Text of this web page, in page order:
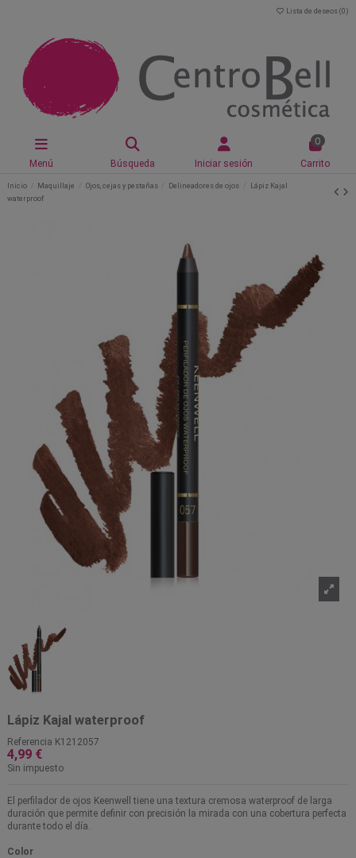
Lista de deseos (0 )
Menú Búsqueda Iniciar sesión
0
Carrito
Inicio Maquillaje Ojos, cejas y pestañas Delineadores de ojos
Lápiz Kajal
waterproof
Lápiz Kajal waterproof
Referencia K1212057
4,99 €
Sin impuesto
El perfilador de ojos Keenwell tiene una textura cremosa waterproof de larga
duración que permite definir con precisión la mirada con una cobertura perfecta
durante todo el día.
Color